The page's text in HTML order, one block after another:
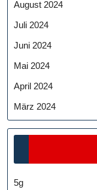
August 2024
Juli 2024
Juni 2024
Mai 2024
April 2024
März 2024
5g